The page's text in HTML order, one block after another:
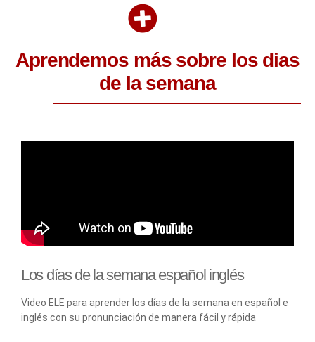
Aprendemos más sobre los dias
de la semana
Los días de la semana español inglés
Video ELE para aprender los días de la semana en español e
inglés con su pronunciación de manera fácil y rápida